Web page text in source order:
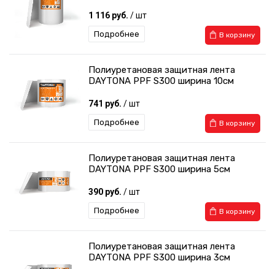
1 116 руб. / шт
В корзину
Подробнее
Полиуретановая защитная лента
DAYTONA PPF S300 ширина 10см
741 руб. / шт
В корзину
Подробнее
Полиуретановая защитная лента
DAYTONA PPF S300 ширина 5см
390 руб. / шт
В корзину
Подробнее
Полиуретановая защитная лента
DAYTONA PPF S300 ширина 3см